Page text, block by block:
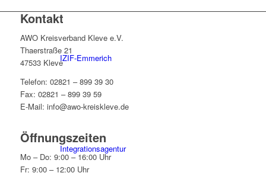
IZIF-Emmerich
Integrationsagentur
Kontakt
AWO Kreisverband Kleve e.V.
Thaerstraße 21
47533 Kleve
Telefon: 02821 – 899 39 30
Fax: 02821 – 899 39 59
E-Mail: info@awo-kreiskleve.de
Öffnungszeiten
Mo – Do: 9:00 – 16:00 Uhr
Fr: 9:00 – 12:00 Uhr